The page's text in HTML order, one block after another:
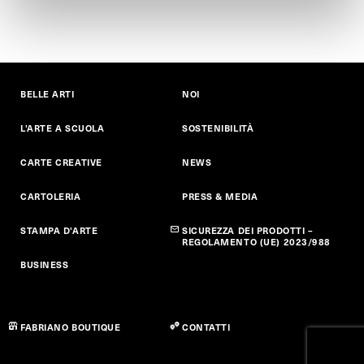
BELLE ARTI
L'ARTE A SCUOLA
CARTE CREATIVE
CARTOLERIA
STAMPA D'ARTE
BUSINESS
NOI
SOSTENIBILITÀ
NEWS
PRESS & MEDIA
SICUREZZA DEI PRODOTTI –
REGOLAMENTO (UE) 2023/988
FABRIANO BOUTIQUE CONTATTI